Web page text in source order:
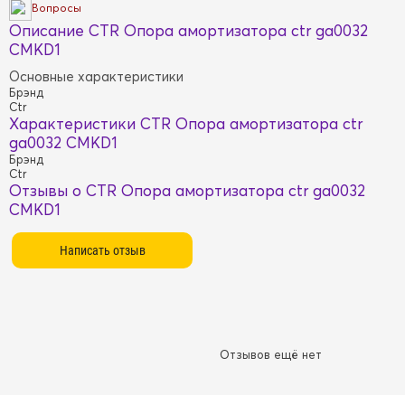
Вопросы
Описание CTR Опора амортизатора ctr ga0032
CMKD1
Основные характеристики
Брэнд
Ctr
Характеристики CTR Опора амортизатора ctr
ga0032 CMKD1
Брэнд
Ctr
Отзывы о CTR Опора амортизатора ctr ga0032
CMKD1
Отзывов ещё нет